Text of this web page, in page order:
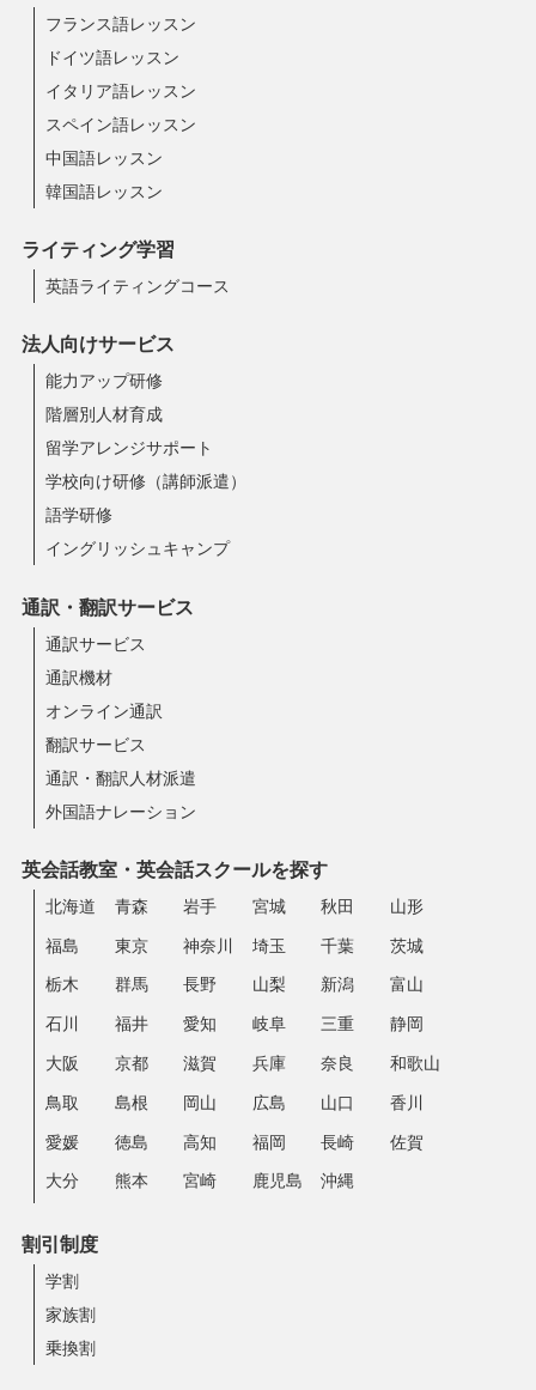
フランス語レッスン
ドイツ語レッスン
イタリア語レッスン
スペイン語レッスン
中国語レッスン
韓国語レッスン
ライティング学習
英語ライティングコース
法人向けサービス
能力アップ研修
階層別人材育成
留学アレンジサポート
学校向け研修（講師派遣）
語学研修
イングリッシュキャンプ
通訳・翻訳サービス
通訳サービス
通訳機材
オンライン通訳
翻訳サービス
通訳・翻訳人材派遣
外国語ナレーション
英会話教室・英会話スクールを探す
北海道 青森 岩手 宮城 秋田 山形
福島 東京 神奈川 埼玉 千葉 茨城
栃木 群馬 長野 山梨 新潟 富山
石川 福井 愛知 岐阜 三重 静岡
大阪 京都 滋賀 兵庫 奈良 和歌山
鳥取 島根 岡山 広島 山口 香川
愛媛 徳島 高知 福岡 長崎 佐賀
大分 熊本 宮崎 鹿児島 沖縄
割引制度
学割
家族割
乗換割